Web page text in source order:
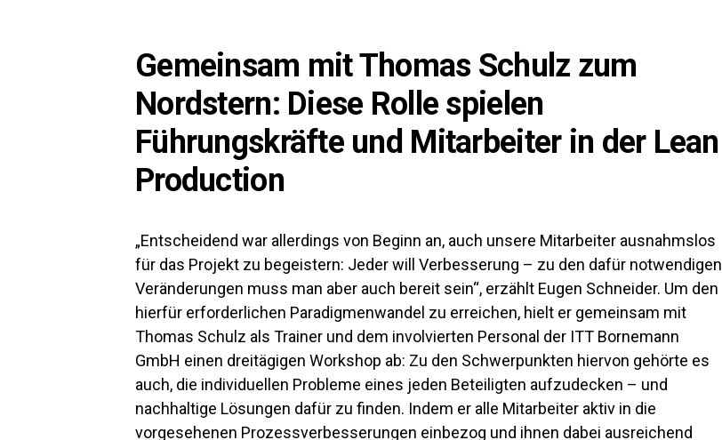
Gemeinsam mit Thomas Schulz zum
Nordstern: Diese Rolle spielen
Führungskräfte und Mitarbeiter in der Lean
Production
„Entscheidend war allerdings von Beginn an, auch unsere Mitarbeiter ausnahmslos
für das Projekt zu begeistern: Jeder will Verbesserung – zu den dafür notwendigen
Veränderungen muss man aber auch bereit sein“, erzählt Eugen Schneider. Um den
hierfür erforderlichen Paradigmenwandel zu erreichen, hielt er gemeinsam mit
Thomas Schulz als Trainer und dem involvierten Personal der ITT Bornemann
GmbH einen dreitägigen Workshop ab: Zu den Schwerpunkten hiervon gehörte es
auch, die individuellen Probleme eines jeden Beteiligten aufzudecken – und
nachhaltige Lösungen dafür zu finden. Indem er alle Mitarbeiter aktiv in die
vorgesehenen Prozessverbesserungen einbezog und ihnen dabei ausreichend